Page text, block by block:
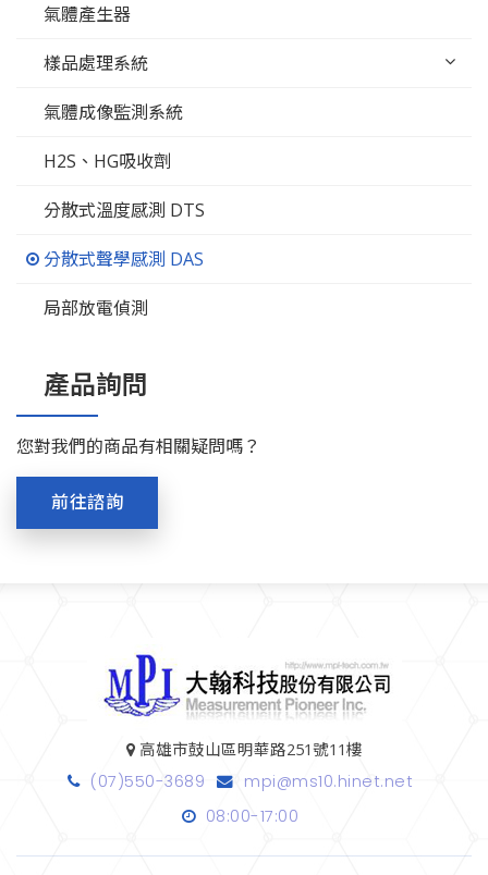
氣體產生器
樣品處理系統
氣體成像監測系統
H2S、HG吸收劑
分散式溫度感測 DTS
分散式聲學感測 DAS
局部放電偵測
產品詢問
您對我們的商品有相關疑問嗎？
前往諮詢
高雄市鼓山區明華路251號11樓
(07)550-3689
mpi@ms10.hinet.net
08:00-17:00